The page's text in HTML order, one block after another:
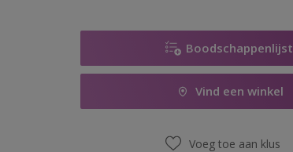
Boodschappenlijst
Vind een winkel
Voeg toe aan klus